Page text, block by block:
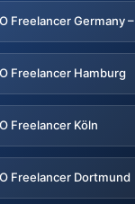
Freelancer Hamburg
Freelancer Köln
Freelancer Dortmund